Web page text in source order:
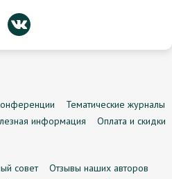
Тематические журналы
информация
Оплата и скидки
совет
Отзывы наших авторов